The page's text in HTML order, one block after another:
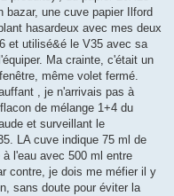
bazar, une cuve papier Ilford
hasardeux avec mes deux
et utilisé&é le V35 avec sa
Ma crainte, c'était un
même volet fermé.
, je n'arrivais pas à
de mélange 1+4 du
et surveillant le
LA cuve indique 75 ml de
l'eau avec 500 ml entre
contre, je dois me méfier il y
sans doute pour éviter la